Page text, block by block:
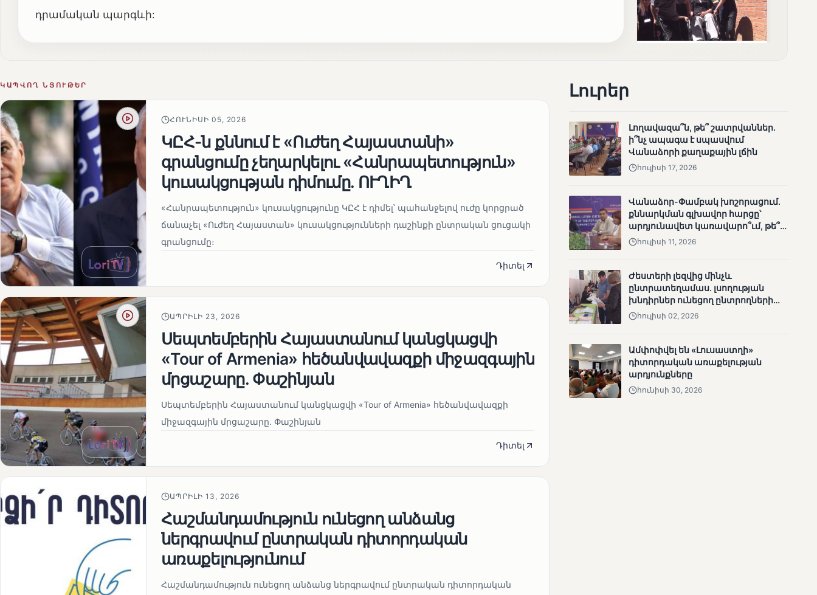
դրամական պարգևի:
ՄՈՒՆԵՏԻԿ
Ամփոփվել են 2005
տեղամասերի
ՄՈՒՆԵՏԻԿ
ԿԱՊՎՈՂ ՆՅՈՒԹԵՐ
ՀՈՒՆԻՍԻ 05, 2026
ԿԸՀ-ն քննում է «Ուժեղ Հայաստանի»
գրանցումը չեղարկելու «Հանրապետություն»
կուսակցության դիմումը. ՈՒՂԻՂ
«Հանրապետություն» կուսակցությունը ԿԸՀ է դիմել՝ պահանջելով ուժը կորցրած
ճանաչել «Ուժեղ Հայաստան» կուսակցությունների դաշինքի ընտրական ցուցակի
գրանցումը։
Դիտել
ԱՊՐԻԼԻ 23, 2026
Սեպտեմբերին Հայաստանում կանցկացվի
«Tour of Armenia» հեծանվավազքի միջազգային
մրցաշարը. Փաշինյան
Սեպտեմբերին Հայաստանում կանցկացվի «Tour of Armenia» հեծանվավազքի
միջազգային մրցաշարը. Փաշինյան
Դիտել
ԱՊՐԻԼԻ 13, 2026
Հաշմանդամություն ունեցող անձանց
ներգրավում ընտրական դիտորդական
առաքելությունում
Հաշմանդամություն ունեցող անձանց ներգրավում ընտրական դիտորդական
Լուրեր
Լողավազա՞ն, թե՞ շատրվաններ.
ի՞նչ ապագա է սպասվում
Վանաձորի քաղաքային լճին
հուլիսի 17, 2026
Վանաձոր-Փամբակ խոշորացում.
քննարկման գլխավոր հարցը՝
արդյունավետ կառավարո՞ւմ, թե՞
քաղաքական նպատակ
հուլիսի 11, 2026
Ժեստերի լեզվից մինչև
ընտրատեղամաս. լսողության
խնդիրներ ունեցող ընտրողների
ճանապարհը
հուլիսի 02, 2026
Ամփոփվել են «Լուսաստղի»
դիտորդական առաքելության
արդյունքները
հունիսի 30, 2026